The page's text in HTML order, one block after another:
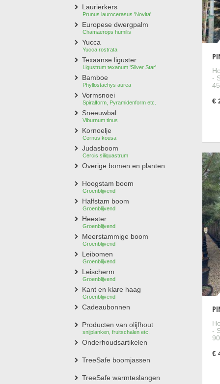
Laurierkers
Prunus laurocerasus 'Novita'
Europese dwergpalm
Chamaerops humilis
Yucca
Yucca rostrata
Texaanse liguster
Ligustrum texanum 'Silver Star'
Bamboe
Phyllostachys aurea
Vormsnoei
Spiralform, Pyramidenform etc.
Sneeuwbal
Viburnum tinus
Kornoelje
Cornus kousa
Judasboom
Cercis siliquastrum
Overige bomen en planten
Hoogstam boom
Groenblijvend
Halfstam boom
Groenblijvend
Heester
Groenblijvend
Meerstammige boom
Groenblijvend
Leibomen
Groenblijvend
Leischerm
Groenblijvend
Kant en klare haag
Groenblijvend
Cadeaubonnen
Producten van olijfhout
snijplanken, fruitschalen etc.
Onderhoudsartikelen
TreeSafe boomjassen
TreeSafe warmteslangen
Wat
Een
Een
Een
Een
en
Kan
Een
Mag
De
De
Is
De
-
€
-
€